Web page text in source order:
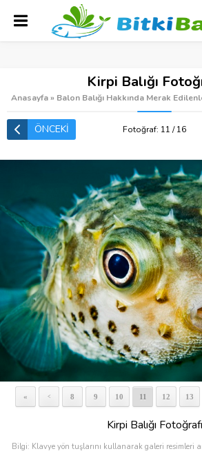
Kirpi Balığı
Anasayfa » Balon Balığı Hakkında Merak
ÖNCEKİ Fotoğraf: 11 / 16
« < 8 9 10 11 12 13
Kirpi Balığı Fotoğrafı
Bilgi: Klavye yön tuşlarını kullanarak galeri resimleri